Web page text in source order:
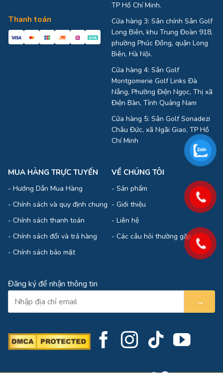
Thanh toán
TP Hồ Chí Minh.
Cửa hàng 3: Sân chính Sân Golf
Long Biên, khu Trung Đoàn 918,
phường Phúc Đồng, quận Long
Biên, Hà Nội.
Cửa hàng 4: Sân Golf
Montgomerie Golf Links Đà
Nẵng, Phường Điện Ngọc, Thị xã
Điện Bàn, Tỉnh Quảng Nam
Cửa hàng 5: Sân Golf Sonadezi
Châu Đức, xã Ngãi Giao, TP Hồ
Chí Minh
MUA HÀNG TRỰC TUYẾN
- Hướng Dẫn Mua Hàng
- Chính sách và quy định chung
- Chính sách thanh toán
- Chính sách đổi và trả hàng
- Chính sách bảo mật
VỀ CHÚNG TÔI
- Sản phẩm
- Giới thiệu
- Liên hệ
- Các câu hỏi thường gặp
Đăng ký để nhận thông tin
→